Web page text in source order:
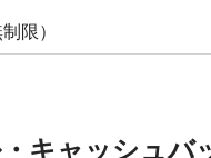
限）
キャッシュバ